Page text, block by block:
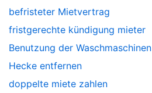
befristeter Mietvertrag
fristgerechte kündigung mieter
Benutzung der Waschmaschinen
Hecke entfernen
doppelte miete zahlen